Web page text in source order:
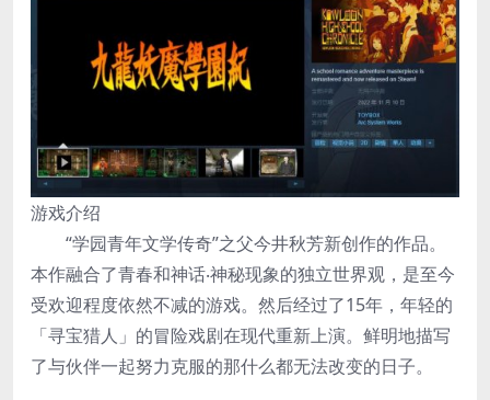
游戏介绍
“学园青年文学传奇”之父今井秋芳新创作的作品。
本作融合了青春和神话‧神秘现象的独立世界观，是至今
受欢迎程度依然不减的游戏。然后经过了15年，年轻的
「寻宝猎人」的冒险戏剧在现代重新上演。鲜明地描写
了与伙伴一起努力克服的那什么都无法改变的日子。